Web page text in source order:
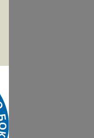
идет согласно графика
допинга
одна – выжимать из себя и